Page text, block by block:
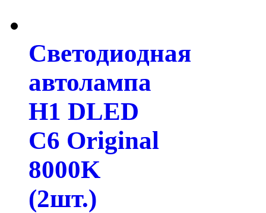
Светодиодная
автолампа
H1 DLED
C6 Original
8000K
(2шт.)